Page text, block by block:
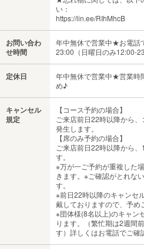
い：
https://lin.ee/RIhMhcB
お問い合わ
せ時間
年中無休で営業中★お電話
23:00（日曜日のみ12:00-
定休日
年中無休で営業中★営業時
め♪
キャンセル
規定
【コース予約の場合】
ご来店前日22時以降から
発生します。
【席のみ予約の場合】
ご来店前日22時以降から
す。
※万が一ご予約が重複した
きます。※ご確認がとれな
す。
※前日22時以降のキャンセ
戴しておりますので、予め
※団体様(8名以上)のキャン
ります。（繁忙期は2週間
す）詳しくはお電話でご確